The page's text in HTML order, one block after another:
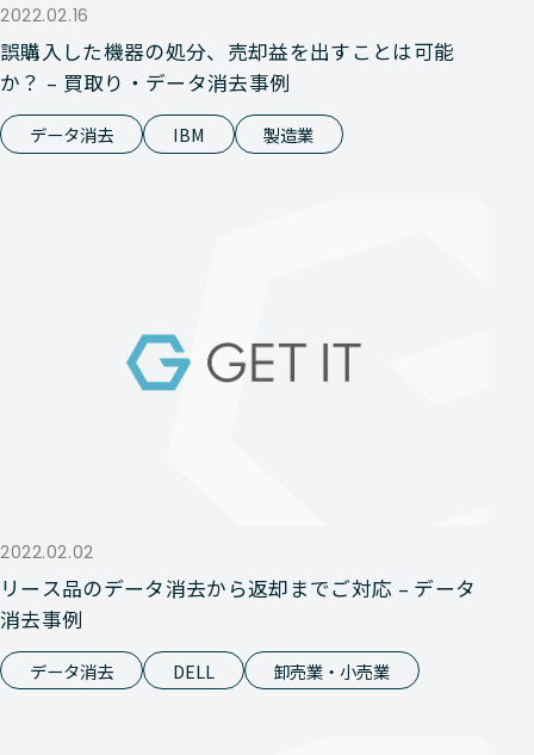
2022.02.16
誤購入した機器の処分、売却益を出すことは可能
か？ – 買取り・データ消去事例
データ消去 IBM 製造業
2022.02.02
リース品のデータ消去から返却までご対応 – データ
消去事例
データ消去 DELL 卸売業・小売業